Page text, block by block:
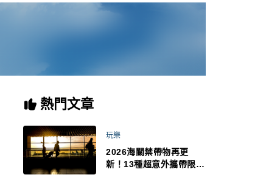
熱門文章
玩樂
2026海關禁帶物再更
新！13種超意外攜帶限